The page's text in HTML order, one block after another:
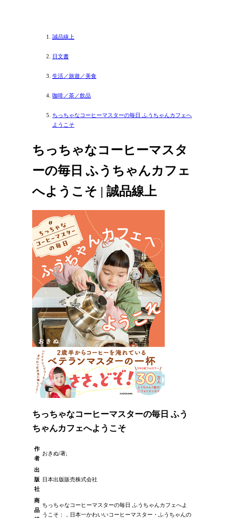
誠品線上
日文書
生活／旅遊／美食
咖啡／茶／飲品
ちっちゃなコーヒーマスターの毎日 ふうちゃんカフェへ
ようこそ
ちっちゃなコーヒーマスタ
ーの毎日 ふうちゃんカフェ
へようこそ | 誠品線上
ちっちゃなコーヒーマスターの毎日 ふう
ちゃんカフェへようこそ
作
者
おきぬ/著;
出
版
社
日本出版販売株式会社
商
品
ちっちゃなコーヒーマスターの毎日 ふうちゃんカフェへよ
うこそ：，日本一かわいいコーヒーマスター・ふうちゃんの